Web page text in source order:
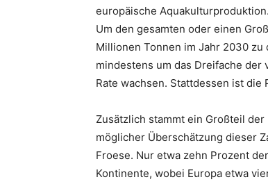
europäische Aquakulturproduktion.
Um den gesamten oder einen
Millionen Tonnen im Jahr 2030
mindestens um das Dreifache
Rate wachsen. Stattdessen ist
Zusätzlich stammt ein Großteil
möglicher Überschätzung dieser
Froese. Nur etwa zehn Prozent
Kontinente, wobei Europa etwa